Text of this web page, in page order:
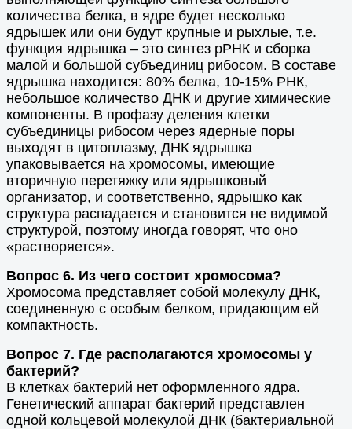
количества белка, в ядре будет несколько
ядрышек или они будут крупные и рыхлые, т.е.
функция ядрышка – это синтез рРНК и сборка
малой и большой субъединиц рибосом. В составе
ядрышка находится: 80% белка, 10-15% РНК,
небольшое количество ДНК и другие химические
компоненты. В профазу деления клетки
субъединицы рибосом через ядерные поры
выходят в цитоплазму, ДНК ядрышка
упаковывается на хромосомы, имеющие
вторичную перетяжку или ядрышковый
организатор, и соответственно, ядрышко как
структура распадается и становится не видимой
структурой, поэтому иногда говорят, что оно
«растворяется».
Вопрос 6. Из чего состоит хромосома?
Хромосома представляет собой молекулу ДНК,
соединенную с особым белком, придающим ей
компактность.
Вопрос 7. Где располагаются хромосомы у
бактерий?
В клетках бактерий нет оформленного ядра.
Генетический аппарат бактерий представлен
одной кольцевой молекулой ДНК (бактериальной